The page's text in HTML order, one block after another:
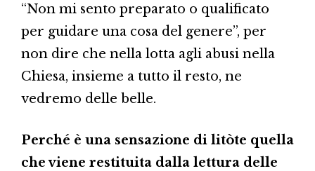
“Non mi sento preparato o qualificato
per guidare una cosa del genere”, per
non dire che nella lotta agli abusi nella
Chiesa, insieme a tutto il resto, ne
vedremo delle belle.
Perché è una sensazione di litòte quella
che viene restituita dalla lettura delle